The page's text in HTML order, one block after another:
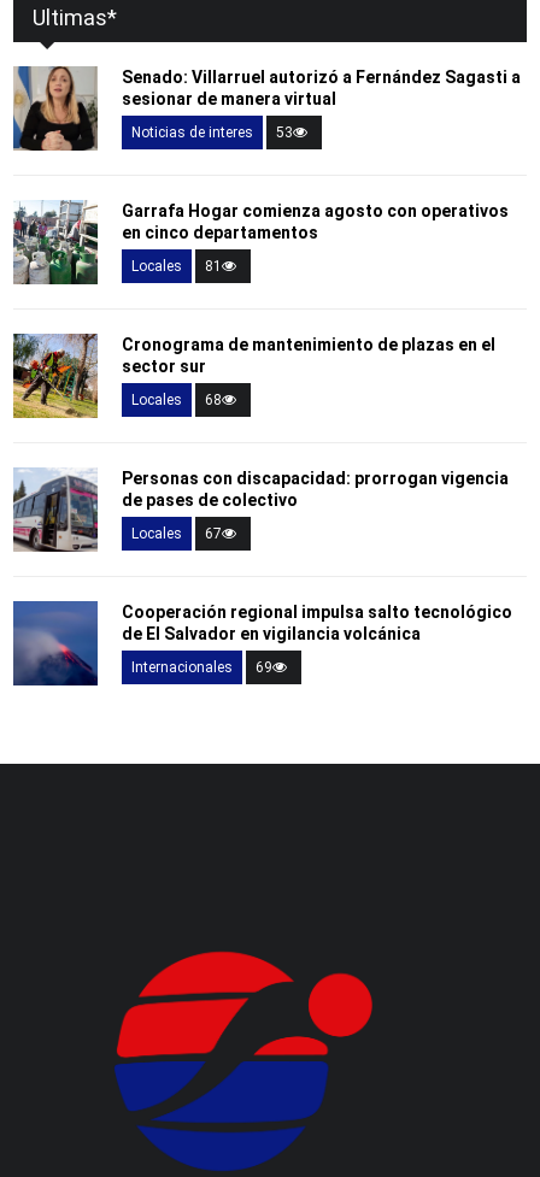
Ultimas*
Senado: Villarruel autorizó a Fernández Sagasti a
sesionar de manera virtual
Noticias de interes 53
Garrafa Hogar comienza agosto con operativos
en cinco departamentos
Locales 81
Cronograma de mantenimiento de plazas en el
sector sur
Locales 68
Personas con discapacidad: prorrogan vigencia
de pases de colectivo
Locales 67
Cooperación regional impulsa salto tecnológico
de El Salvador en vigilancia volcánica
Internacionales 69